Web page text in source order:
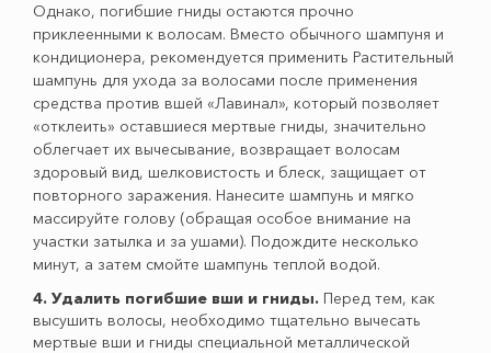
Однако, погибшие гниды остаются прочно
приклеенными к волосам. Вместо обычного шампуня и
кондиционера, рекомендуется применить Растительный
шампунь для ухода за волосами после применения
средства против вшей «Лавинал», который позволяет
«отклеить» оставшиеся мертвые гниды, значительно
облегчает их вычесывание, возвращает волосам
здоровый вид, шелковистость и блеск, защищает от
повторного заражения. Нанесите шампунь и мягко
массируйте голову (обращая особое внимание на
участки затылка и за ушами). Подождите несколько
минут, а затем смойте шампунь теплой водой.
4. Удалить погибшие вши и гниды. Перед тем, как
высушить волосы, необходимо тщательно вычесать
мертвые вши и гниды специальной металлической